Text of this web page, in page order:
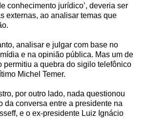
conhecimento jurídico’, deveria ser
externas, ao analisar temas que
analisar e julgar com base no
e na opinião pública. Mas um de
permitiu a quebra do sigilo telefônico
Michel Temer.
por outro lado, nada questionou
da conversa entre a presidente na
e o ex-presidente Luiz Ignácio